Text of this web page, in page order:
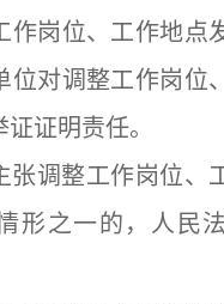
作岗位、工作地点
位对调整工作岗位
证明责任。
调整工作岗位、
形之一的，人民